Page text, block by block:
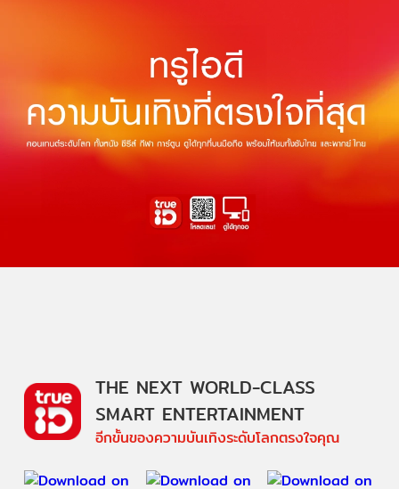
THE NEXT WORLD-CLASS
SMART ENTERTAINMENT
อีกขั้นของความบันเทิงระดับโลกตรงใจคุณ